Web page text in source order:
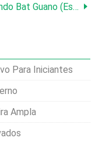
Guano (Esterco De Morcego) Em Seu Jardim
Para Iniciantes
Ampla